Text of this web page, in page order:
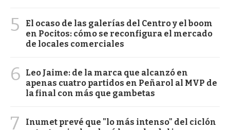
5
El ocaso de las galerías del Centro y el boom
en Pocitos: cómo se reconfigura el mercado
de locales comerciales
6
Leo Jaime: de la marca que alcanzó en
apenas cuatro partidos en Peñarol al MVP de
la final con más que gambetas
7
Inumet prevé que "lo más intenso" del ciclón